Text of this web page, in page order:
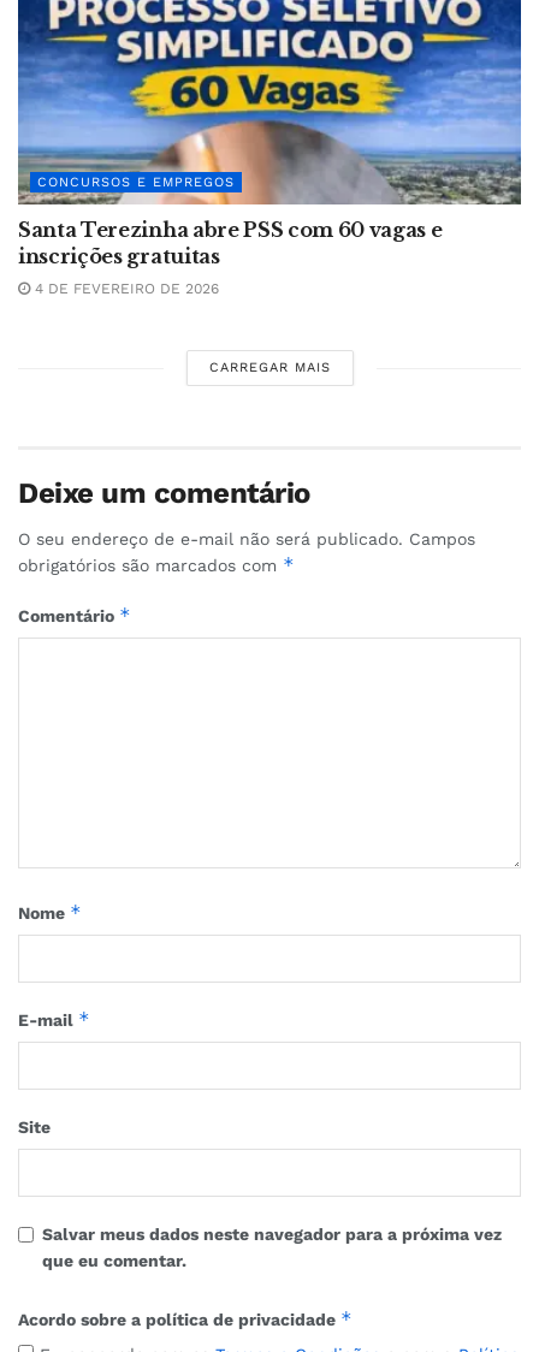
CONCURSOS E EMPREGOS
Santa Terezinha abre PSS com 60 vagas e
inscrições gratuitas
4 DE FEVEREIRO DE 2026
CARREGAR MAIS
Deixe um comentário
O seu endereço de e-mail não será publicado. Campos
obrigatórios são marcados com *
Comentário *
Nome *
E-mail *
Site
Salvar meus dados neste navegador para a próxima vez
que eu comentar.
Acordo sobre a política de privacidade *